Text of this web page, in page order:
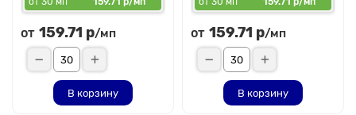
от 159.71 р/мп
В корзину
от 159.71 р/мп
В корзину